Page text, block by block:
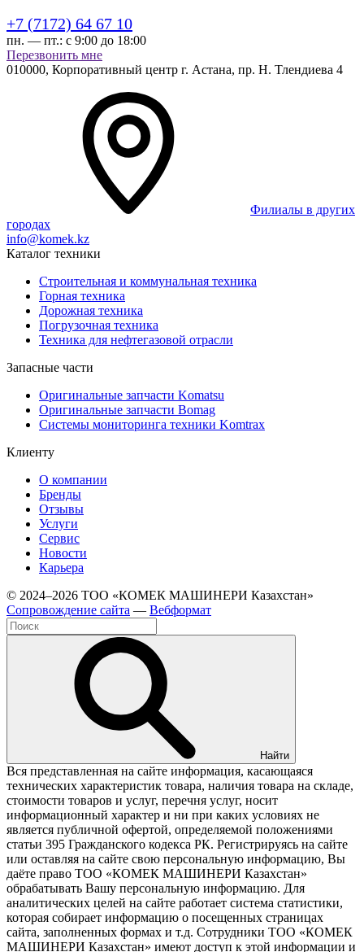
+7 (7172) 64 67 10
пн. — пт.: с 9:00 до 18:00
Перезвонить мне
010000, Корпоративный центр г. Астана, пр. Н. Тлендиева 4
Филиалы в других
городах
info@komek.kz
Каталог техники
Строительная и коммунальная техника
Горная техника
Дорожная техника
Погрузочная техника
Техника для нефтегазовой отрасли
Запасные части
Оригинальные запчасти Komatsu
Оригинальные запчасти Bomag
Системы мониторинга техники Komtrax
Клиенту
О компании
Бренды
Отзывы
Услуги
Сервис
Новости
Карьера
© 2024–2026 ТОО «КОМЕК МАШИНЕРИ Казахстан»
Cопровождение сайта — Вебформат
Найти
Вся представленная на сайте информация, касающаяся
технических характеристик товара, наличия товара на складе,
стоимости товаров и услуг, перечня услуг, носит
информационный характер и ни при каких условиях не
является публичной офертой, определяемой положениями
статьи 395 Гражданского кодекса РК. Регистрируясь на сайте
или оставляя на сайте свою персональную информацию, Вы
даёте право ТОО «КОМЕК МАШИНЕРИ Казахстан»
обрабатывать Вашу персональную информацию. Для
аналитических целей на сайте работает система статистики,
которая собирает информацию о посещенных страницах
сайта, заполненных формах и т.д. Сотрудники ТОО «КОМЕК
МАШИНЕРИ Казахстан» имеют доступ к этой информации и